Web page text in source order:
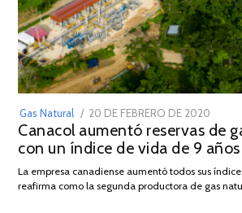
Gas Natural
POSTED
ON
20 DE FEBRERO DE 2020
DE
JULIO
2025
Canacol aumentó reservas de
con un índice de vida de 9 años
La empresa canadiense aumentó todos sus
reafirma como la segunda productora de gas